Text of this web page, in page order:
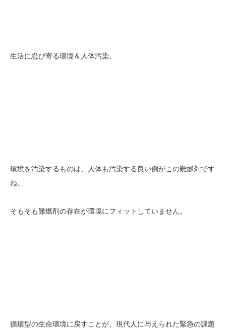
生活に忍び寄る環境＆人体汚染。
環境を汚染するものは、人体も汚染する良い例がこの難燃剤です
ね。
そもそも難燃剤の存在が環境にフィットしていません。
循環型の生命環境に戻すことが、現代人に与えられた緊急の課題